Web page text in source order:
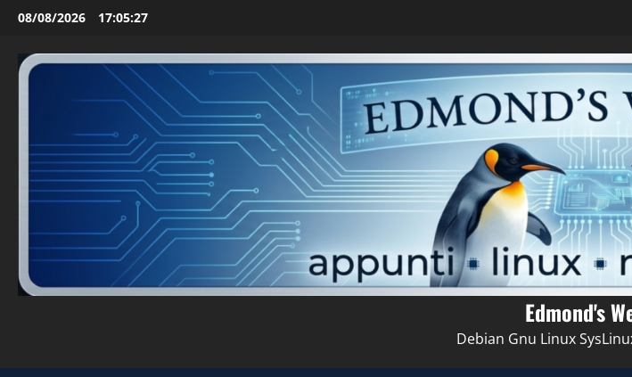
Vai
contenuto
08/08/2026 17:05:28
Edmond's
Debian Gnu Linux